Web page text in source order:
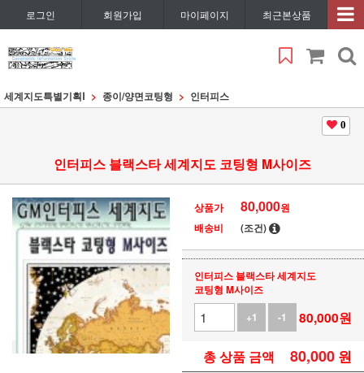
로그인 회원가입 마이페이지 최근본상품
세계지도특별기획Ⅰ 종이/양면코팅형 인터피스
0
인터피스 블랙스타 세계지도 코팅형 M사이즈
상품가 80,000원
배송비
(조건)
인터피스 블랙스타 세계지도
코팅형 M사이즈
+1
-1 80,000원
총 상품 금액 80,000 원